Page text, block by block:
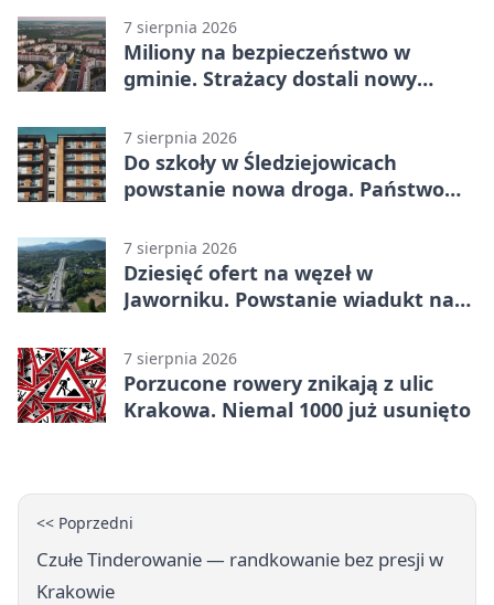
7 sierpnia 2026
Miliony na bezpieczeństwo w
gminie. Strażacy dostali nowy
7 sierpnia 2026
Do szkoły w Śledziejowicach
powstanie nowa droga. Państwo
7 sierpnia 2026
Dziesięć ofert na węzeł w
Jaworniku. Powstanie wiadukt nad
7 sierpnia 2026
Porzucone rowery znikają z ulic
Krakowa. Niemal 1000 już usunięto
<< Poprzedni
Czułe Tinderowanie — randkowanie bez presji w
Krakowie